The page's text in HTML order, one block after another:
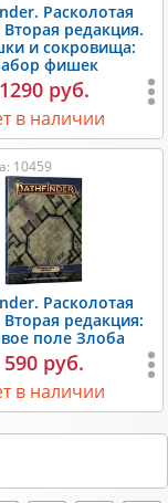
Расколотая
Вторая редакция.
и сокровища:
фишек
1290 руб.
в наличии
10459
Расколотая
Вторая редакция:
поле Злоба
590 руб.
в наличии